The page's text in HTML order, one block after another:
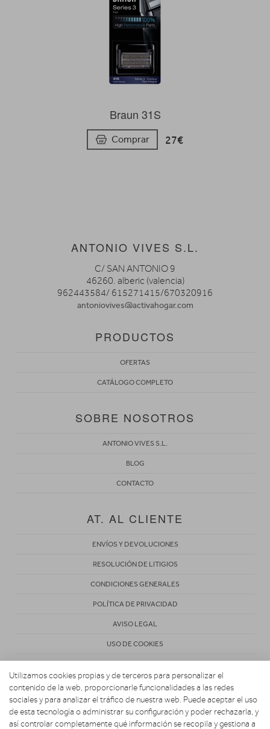
Braun 31S
Comprar 27€
ANTONIO VIVES S.L.
C/ SAN ANTONIO 9
46260. alberic (valencia)
962443584/ 615271415/670320916
antoniovives@activahogar.com
PRODUCTOS
OFERTAS
CATÁLOGO COMPLETO
SOBRE NOSOTROS
ANTONIO VIVES S.L.
BLOG
CONTACTO
AT. AL CLIENTE
ENVÍOS Y DEVOLUCIONES
RESOLUCIÓN DE LITIGIOS
CONDICIONES GENERALES
POLÍTICA DE PRIVACIDAD
AVISO LEGAL
USO DE COOKIES
Copyright 2026. ANTONIO VIVES S.L.
Utilizamos cookies propias y de terceros para personalizar el
contenido de la web, proporcionarle funcionalidades a las redes
sociales y para analizar el tráfico de nuestra web. Puede aceptar el uso
de esta tecnología o administrar su configuración y poder rechazarla, y
así controlar completamente qué información se recopila y gestiona a